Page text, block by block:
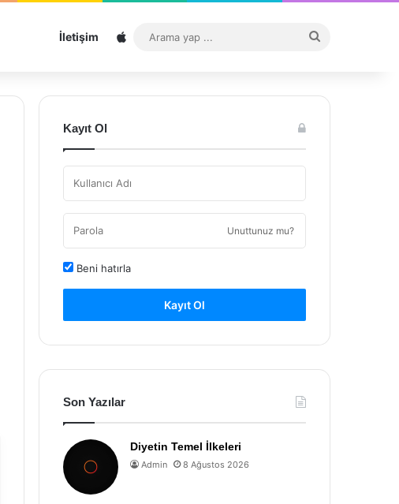
İletişim Sitemap
...
Kayıt Ol
Unuttunuz mu?
Beni hatırla
Kayıt Ol
Son Yazılar
Diyetin Temel İlkeleri
Admin 8 Ağustos 2026